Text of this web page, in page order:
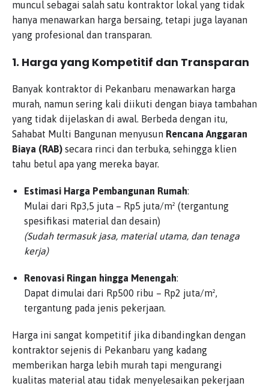
muncul sebagai salah satu kontraktor lokal yang tidak
hanya menawarkan harga bersaing, tetapi juga layanan
yang profesional dan transparan.
1. Harga yang Kompetitif dan Transparan
Banyak kontraktor di Pekanbaru menawarkan harga
murah, namun sering kali diikuti dengan biaya tambahan
yang tidak dijelaskan di awal. Berbeda dengan itu,
Sahabat Multi Bangunan menyusun Rencana Anggaran
Biaya (RAB) secara rinci dan terbuka, sehingga klien
tahu betul apa yang mereka bayar.
Estimasi Harga Pembangunan Rumah:
Mulai dari Rp3,5 juta – Rp5 juta/m² (tergantung
spesifikasi material dan desain)
(Sudah termasuk jasa, material utama, dan tenaga
kerja)
Renovasi Ringan hingga Menengah:
Dapat dimulai dari Rp500 ribu – Rp2 juta/m²,
tergantung pada jenis pekerjaan.
Harga ini sangat kompetitif jika dibandingkan dengan
kontraktor sejenis di Pekanbaru yang kadang
memberikan harga lebih murah tapi mengurangi
kualitas material atau tidak menyelesaikan pekerjaan